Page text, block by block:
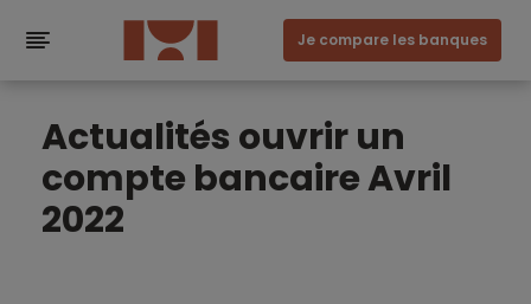
Je compare les banques
Actualités ouvrir un
compte bancaire Avril
2022